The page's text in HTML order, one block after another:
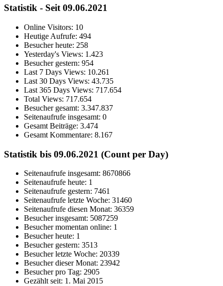
Statistik - Seit 09.06.2021
Online Visitors: 10
Heutige Aufrufe: 494
Besucher heute: 258
Yesterday's Views: 1.423
Besucher gestern: 954
Last 7 Days Views: 10.261
Last 30 Days Views: 43.735
Last 365 Days Views: 717.654
Total Views: 717.654
Besucher gesamt: 3.347.837
Seitenaufrufe insgesamt: 0
Gesamt Beiträge: 3.474
Gesamt Kommentare: 8.167
Statistik bis 09.06.2021 (Count per Day)
Seitenaufrufe insgesamt: 8670866
Seitenaufrufe heute: 1
Seitenaufrufe gestern: 7461
Seitenaufrufe letzte Woche: 31460
Seitenaufrufe diesen Monat: 36359
Besucher insgesamt: 5087259
Besucher momentan online: 1
Besucher heute: 1
Besucher gestern: 3513
Besucher letzte Woche: 20339
Besucher dieser Monat: 23942
Besucher pro Tag: 2905
Gezählt seit: 1. Mai 2015